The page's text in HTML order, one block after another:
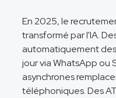
En 2025, le
transformé par l'IA.
automatiquement
jour via WhatsApp ou
asynchrones
téléphoniques. Des